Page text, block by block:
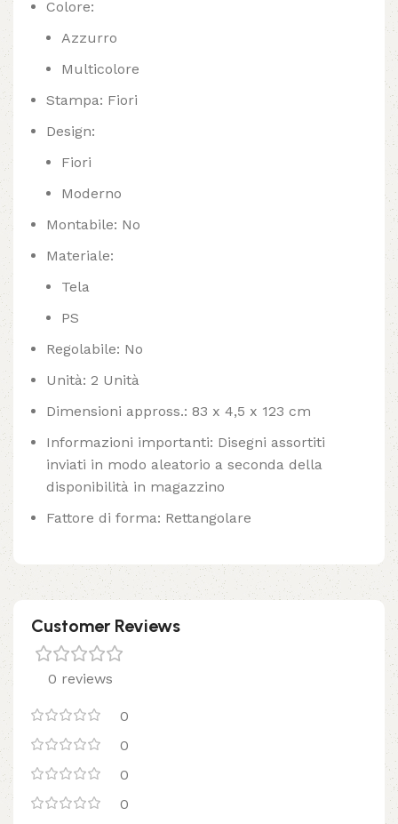
Colore:
Azzurro
Multicolore
Stampa: Fiori
Design:
Fiori
Moderno
Montabile: No
Materiale:
Tela
PS
Regolabile: No
Unità: 2 Unità
Dimensioni appross.: 83 x 4,5 x 123 cm
Informazioni importanti: Disegni assortiti
inviati in modo aleatorio a seconda della
disponibilità in magazzino
Fattore di forma: Rettangolare
Customer Reviews
0 reviews
0
0
0
0